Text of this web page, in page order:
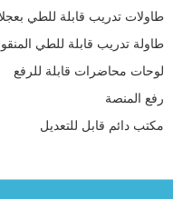
طاولات تدريب قابلة للطي
طاولة تدريب قابلة للطي
لوحات محاضرات قابلة للرفع
رفع المنصة
مكتب دائم قابل للتعديل